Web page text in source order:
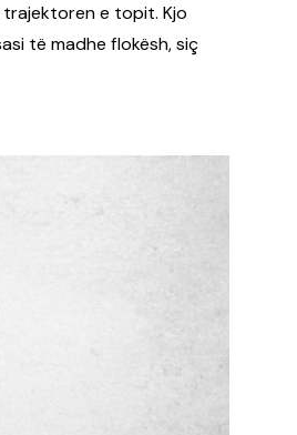
trajektoren e topit. Kjo
të madhe flokësh, siç